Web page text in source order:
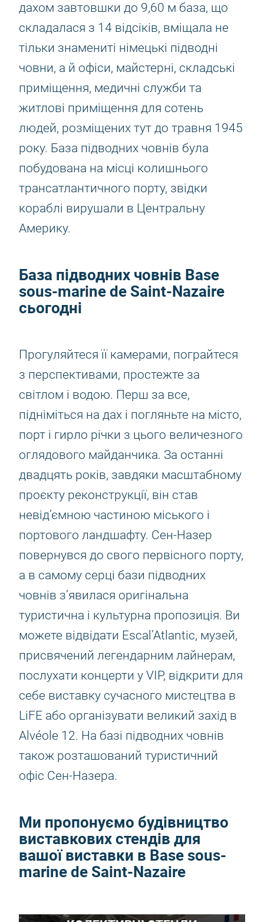
дахом завтовшки до 9,60 м база, що
складалася з 14 відсіків, вміщала не
тільки знамениті німецькі підводні
човни, а й офіси, майстерні, складські
приміщення, медичні служби та
житлові приміщення для сотень
людей, розміщених тут до травня 1945
року. База підводних човнів була
побудована на місці колишнього
трансатлантичного порту, звідки
кораблі вирушали в Центральну
Америку.
База підводних човнів Base
sous-marine de Saint-Nazaire
сьогодні
Прогуляйтеся її камерами, пограйтеся
з перспективами, простежте за
світлом і водою. Перш за все,
підніміться на дах і погляньте на місто,
порт і гирло річки з цього величезного
оглядового майданчика. За останні
двадцять років, завдяки масштабному
проєкту реконструкції, він став
невід’ємною частиною міського і
портового ландшафту. Сен-Назер
повернувся до свого первісного порту,
а в самому серці бази підводних
човнів з’явилася оригінальна
туристична і культурна пропозиція. Ви
можете відвідати Escal’Atlantic, музей,
присвячений легендарним лайнерам,
послухати концерти у VIP, відкрити для
себе виставку сучасного мистецтва в
LiFE або організувати великий захід в
Alvéole 12. На базі підводних човнів
також розташований туристичний
офіс Сен-Назера.
Ми пропонуємо будівництво
виставкових стендів для
вашої виставки в Base sous-
marine de Saint-Nazaire